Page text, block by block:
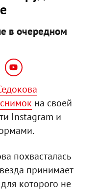
в очередном
на своей
Instagram и
похвасталась
принимает
которого не